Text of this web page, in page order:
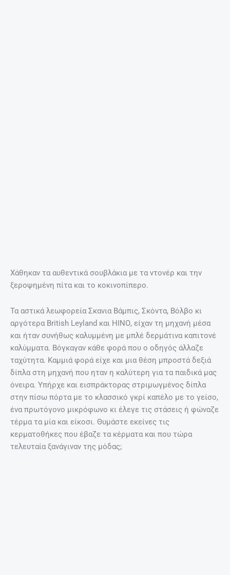
Χάθηκαν τα αυθεντικά σουβλάκια με τα ντονέρ και την
ξεροψημένη πίτα και το κοκινοπίπερο.
Τα αστικά λεωφορεία Σκανια Βάμπις, Σκόντα, Βόλβο κι
αργότερα Βritish Leyland και ΗΙΝΟ, είχαν τη μηχανή μέσα
και ήταν συνήθως καλυμμένη με μπλέ δερμάτινα καπιτονέ
καλύμματα. Βόγκαγαν κάθε φορά που ο οδηγός άλλαζε
ταχύτητα. Καμμιά φορά είχε και μια θέση μπροστά δεξιά
δίπλα στη μηχανή που ηταν η καλύτερη για τα παιδικά μας
όνειρα. Υπήρχε και εισπράκτορας στριμωγμένος δίπλα
στην πίσω πόρτα με το κλασσικό γκρί καπέλο με το γείσο,
ένα πρωτόγονο μικρόφωνο κι έλεγε τις στάσεις ή φώναζε
τέρμα τα μία και είκοσι. Θυμάστε εκείνες τις
κερματοθήκες που έβαζε τα κέρματα και που τώρα
τελευταία ξανάγιναν της μόδας;